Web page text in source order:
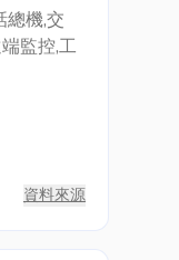
總機,交
監控,工
資料來源